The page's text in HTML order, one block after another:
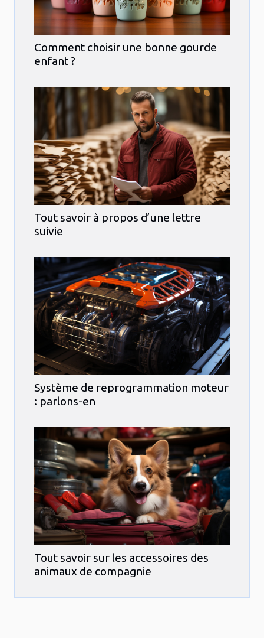
Comment choisir une bonne gourde
enfant ?
Tout savoir à propos d’une lettre
suivie
Système de reprogrammation moteur
: parlons-en
Tout savoir sur les accessoires des
animaux de compagnie